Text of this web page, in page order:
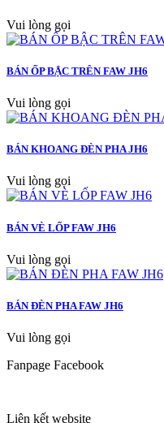
Vui lòng gọi
BÁN ỐP BẬC TRÊN FAW JH6
Vui lòng gọi
BÁN KHOANG ĐÈN PHA JH6
Vui lòng gọi
BÁN VÈ LỐP FAW JH6
Vui lòng gọi
BÁN ĐÈN PHA FAW JH6
Vui lòng gọi
Fanpage Facebook
Liên kết website